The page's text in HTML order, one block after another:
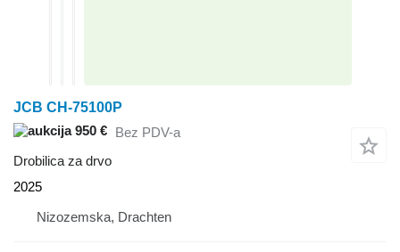
JCB CH-75100P
950 € Bez PDV-a
Drobilica za drvo
2025
Nizozemska, Drachten